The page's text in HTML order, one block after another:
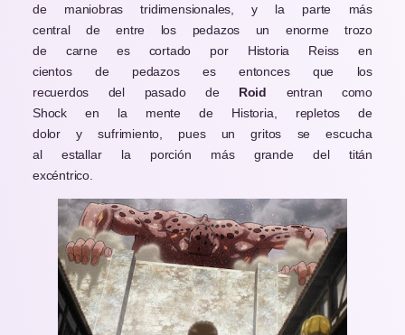
de maniobras tridimensionales, y la parte más
central de entre los pedazos un enorme trozo
de carne es cortado por Historia Reiss en
cientos de pedazos es entonces que los
recuerdos del pasado de Roid entran como
Shock en la mente de Historia, repletos de
dolor y sufrimiento, pues un gritos se escucha
al estallar la porción más grande del titán
excéntrico.